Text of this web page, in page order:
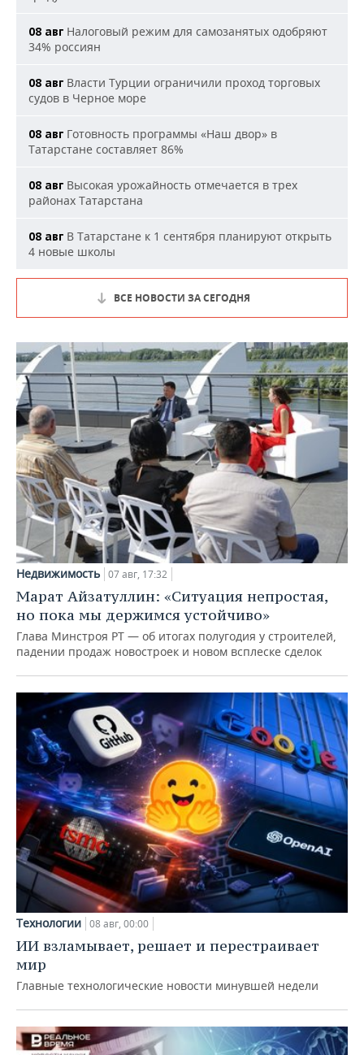
08 авг Налоговый режим для самозанятых одобряют
34% россиян
08 авг Власти Турции ограничили проход торговых
судов в Черное море
08 авг Готовность программы «Наш двор» в
Татарстане составляет 86%
08 авг Высокая урожайность отмечается в трех
районах Татарстана
08 авг В Татарстане к 1 сентября планируют открыть
4 новые школы
ВСЕ НОВОСТИ ЗА СЕГОДНЯ
Недвижимость 07 авг, 17:32
Марат Айзатуллин: «Ситуация непростая,
но пока мы держимся устойчиво»
Глава Минстроя РТ — об итогах полугодия у строителей,
падении продаж новостроек и новом всплеске сделок
Технологии 08 авг, 00:00
ИИ взламывает, решает и перестраивает
мир
Главные технологические новости минувшей недели